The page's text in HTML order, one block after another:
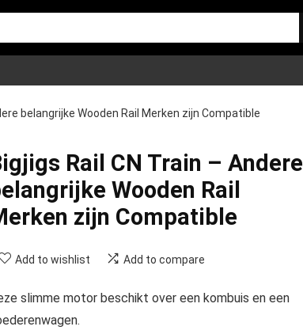
belangrijke Wooden Rail Merken zijn Compatible
Rail CN Train – Andere
Wooden Rail
zijn Compatible
Add to wishlist Add to compare
slimme motor beschikt over een kombuis en een